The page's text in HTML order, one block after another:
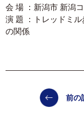
会 場 ：新潟市 新潟
演 題 ：トレッドミ
の関係
前の